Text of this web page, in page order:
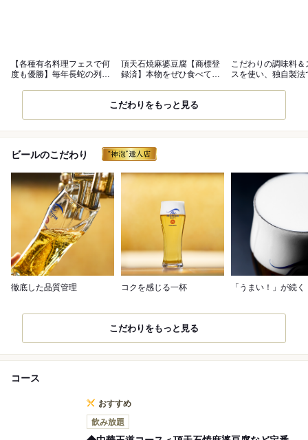
【各種有名料理フェスで何
度も優勝】毎年長蛇の列の
頂天石焼麻婆豆腐【商標登
録済】本物をぜひ食べてく
こだわりの調味料＆
スを使い、独自製法
こだわりをもっと見る
ビールのこだわり
徹底した品質管理 コクを感じる一杯 「うまい！」が続く
こだわりをもっと見る
コース
おすすめ
飲み放題